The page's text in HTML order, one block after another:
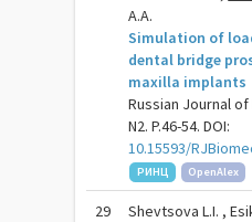
A.A.
Simulation of
dental bridge
maxilla implants
Russian Journal
N2. P.46-54. DOI:
10.15593/
РИНЦ
OpenAlex
29
Shevtsova L.I. ,